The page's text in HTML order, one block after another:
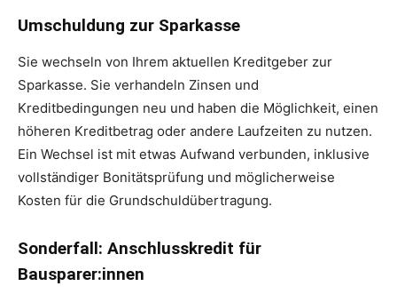
Umschuldung zur Sparkasse
Sie wechseln von Ihrem aktuellen Kreditgeber zur
Sparkasse. Sie verhandeln Zinsen und
Kreditbedingungen neu und haben die Möglichkeit, einen
höheren Kreditbetrag oder andere Laufzeiten zu nutzen.
Ein Wechsel ist mit etwas Aufwand verbunden, inklusive
vollständiger Bonitätsprüfung und möglicherweise
Kosten für die Grundschuldübertragung.
Sonderfall: Anschlusskredit für
Bausparer:innen